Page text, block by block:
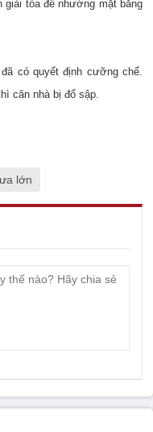
giải tỏa để nhường mặt bằng
có quyết định cưỡng chế.
căn nhà bị đổ sập.
lớn